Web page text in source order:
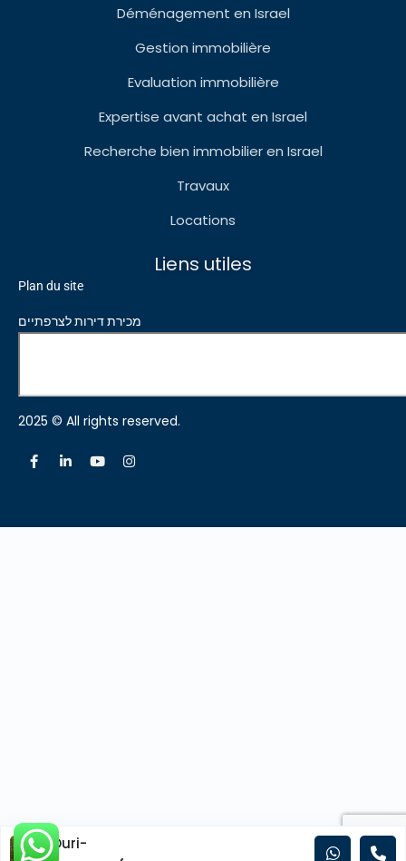
Déménagement en Israel
Gestion immobilière
Evaluation immobilière
Expertise avant achat en Israel
Recherche bien immobilier en Israel
Travaux
Locations
Liens utiles
Plan du site
מכירת דירות לצרפתיים
2025 © All rights reserved.
Ouri-